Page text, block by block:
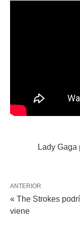
Lady Gaga
ANTERIOR
« The Strokes
viene